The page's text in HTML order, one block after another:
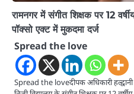
रामनगर में संगीत शिक्षक पर 12
पॉक्सो एक्ट में मुकदमा दर्ज
Spread the love
Spread the loveदीपक अधिकारी